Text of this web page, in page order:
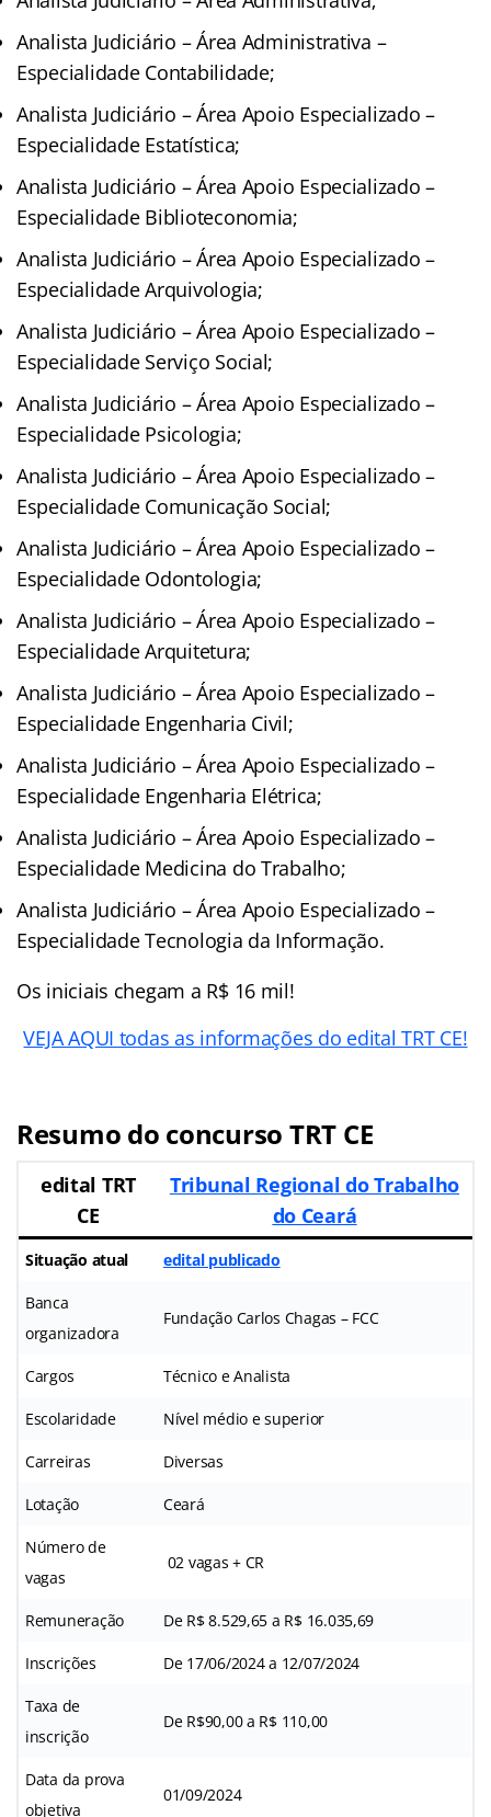
Analista Judiciário – Área Administrativa –
Especialidade Contabilidade;
Analista Judiciário – Área Apoio Especializado –
Especialidade Estatística;
Analista Judiciário – Área Apoio Especializado –
Especialidade Biblioteconomia;
Analista Judiciário – Área Apoio Especializado –
Especialidade Arquivologia;
Analista Judiciário – Área Apoio Especializado –
Especialidade Serviço Social;
Analista Judiciário – Área Apoio Especializado –
Especialidade Psicologia;
Analista Judiciário – Área Apoio Especializado –
Especialidade Comunicação Social;
Analista Judiciário – Área Apoio Especializado –
Especialidade Odontologia;
Analista Judiciário – Área Apoio Especializado –
Especialidade Arquitetura;
Analista Judiciário – Área Apoio Especializado –
Especialidade Engenharia Civil;
Analista Judiciário – Área Apoio Especializado –
Especialidade Engenharia Elétrica;
Analista Judiciário – Área Apoio Especializado –
Especialidade Medicina do Trabalho;
Analista Judiciário – Área Apoio Especializado –
Especialidade Tecnologia da Informação.
Os iniciais chegam a R$ 16 mil!
VEJA AQUI todas as informações do edital TRT CE!
Resumo do concurso TRT CE
edital TRT
CE
Tribunal Regional do Trabalho
do Ceará
Situação atual edital publicado
Banca
organizadora
Fundação Carlos Chagas – FCC
Cargos Técnico e Analista
Escolaridade Nível médio e superior
Carreiras Diversas
Lotação Ceará
Número de
vagas
02 vagas + CR
Remuneração De R$ 8.529,65 a R$ 16.035,69
Inscrições De 17/06/2024 a 12/07/2024
Taxa de
inscrição
De R$90,00 a R$ 110,00
Data da prova
objetiva
01/09/2024